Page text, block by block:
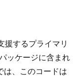
援するプライマリ
ッケージに含まれ
は、このコードは